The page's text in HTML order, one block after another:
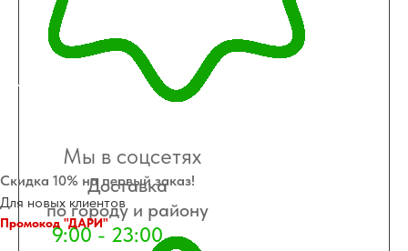
Мы в соцсетях
Доставка
по городу и району
9:00 - 23:00
Скидка 10% на первый заказ!
Для новых клиентов
Промокод "ДАРИ"